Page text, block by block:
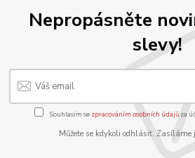
Nepropásněte
slevy!
Souhlasím se zpracováním osobních údajůza
Můžete se kdykoli odhlásit. Zasíláme